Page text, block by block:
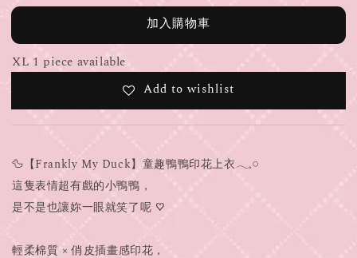
加入購物車
XL 1 piece available
Add to wishlist
🦆【Frankly My Duck】童趣鴨鴨印花上衣𓂃𓈒𓏸
這隻表情超有戲的小鴨鴨，
是不是也讓妳一眼就笑了呢 ♡
輕柔棉質 × 俏皮插畫感印花，